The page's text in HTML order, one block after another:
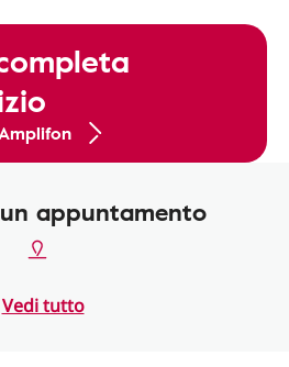
appuntamento
Vedi tutto